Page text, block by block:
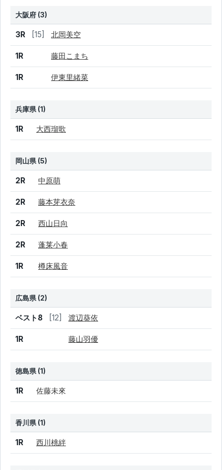
大阪府 (3)
結果 シード 選手名
3R [15] 北岡美空
1R 藤田こまち
1R 伊東里緒菜
兵庫県 (1)
結果 シード 選手名
1R 大西瑠歌
岡山県 (5)
結果 シード
2R 中原萌
2R 藤本芽衣奈
2R 西山日向
2R 蓬莱小春
1R 樽床風音
広島県 (2)
結果 シード 選手名
ベスト8 [12] 渡辺葵依
1R 藤山羽優
徳島県 (1)
結果 シード 選手名
1R 佐藤未來
香川県 (1)
結果 シード 選手名
1R 西川桃絆